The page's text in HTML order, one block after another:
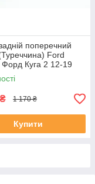
поперечний
Ford
Форд Куга 2 12-19
UABVFZO4
₴ 1 170 ₴
Купити